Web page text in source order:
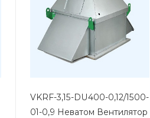
VKRF-3,15-DU400-0,12/1500-
01-0,9 Неватом Вентилятор